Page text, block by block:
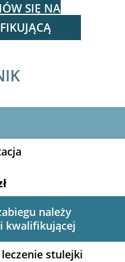
SIĘ NA
należy
kwalifikującej
stulejki